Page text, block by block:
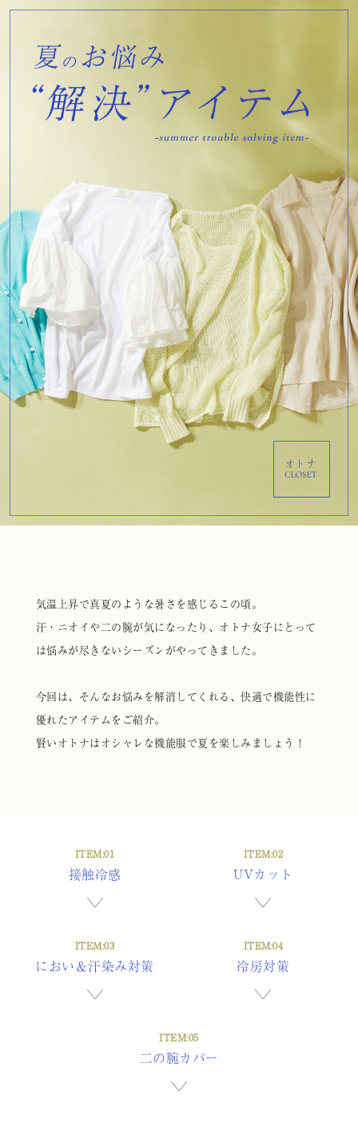
気温上昇で真夏のような暑さを感じるこの頃。
汗・ニオイや二の腕が気になったり、 オトナ女子にとって
は悩みが尽きないシーズンがやってきました。
今回は、そんなお悩みを解消してくれる、快適で機能性に
優れたアイテムをご紹介。
賢いオトナはオシャレな機能服で夏を楽しみましょう！
ITEM:01
接触冷感
ITEM:02
UVカット
ITEM:03
におい＆汗染み対策
ITEM:04
冷房対策
ITEM:05
二の腕カバー